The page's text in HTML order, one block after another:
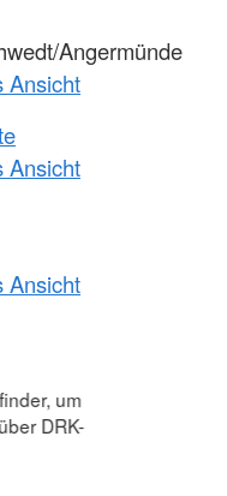
Angermünde
Ansicht
Ansicht
Ansicht
um
DRK-